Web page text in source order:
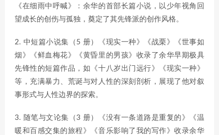
《在细雨中呼喊》：余华的首部长篇小说，以少年视角回
望成长的创伤与孤独，奠定了其先锋派的创作风格。
2. 中短篇小说集（5 册）《现实一种》《战栗》《世事如
烟》《鲜血梅花》《黄昏里的男孩》收录了余华早期极具
先锋性的短篇作品，如《十八岁出门远行》《现实一种》
等，充满暴力、荒诞与对人性的深刻剖析，展现了他对叙
事形式与人性边界的探索。
3. 随笔与文论集（3 册）《没有一条道路是重复的》《温
暖和百感交集的旅程》《音乐影响了我的写作》收录余华